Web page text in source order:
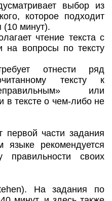
выбор из
которое подходит
(10 минут).
чтение текста с
на вопросы по тексту
отнести ряд
тексту к
или
тексте о чем-либо не
части задания
рекомендуется
правильности своих
На задания по